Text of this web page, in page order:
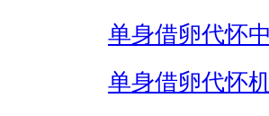
单身借卵代怀
单身借卵代怀